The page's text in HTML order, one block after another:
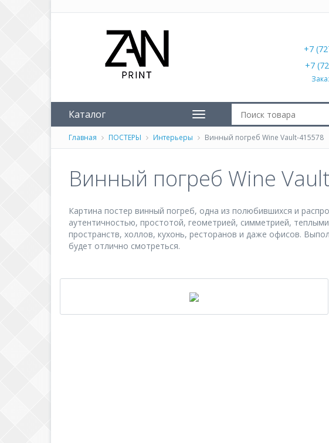
+7
+7
Каталог
Главная ПОСТЕРЫ Интерьеры Винный погреб Wine Vault-415578
Винный погреб Wine
Картина постер винный погреб, одна из полюбившихся и
аутентичностью, простотой, геометрией, симметрией,
пространств, холлов, кухонь, ресторанов и даже офисов.
будет отлично смотреться.